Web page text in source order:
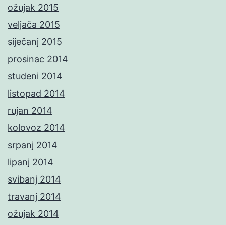
ožujak 2015
veljača 2015
siječanj 2015
prosinac 2014
studeni 2014
listopad 2014
rujan 2014
kolovoz 2014
srpanj 2014
lipanj 2014
svibanj 2014
travanj 2014
ožujak 2014